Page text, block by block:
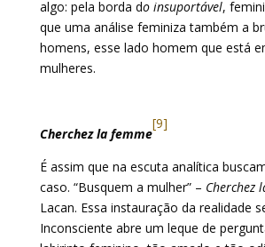
algo: pela borda do insuportável,
que uma análise feminiza também a
homens, esse lado homem que está
mulheres.
Cherchez la femme
[9]
É assim que na escuta analítica
caso. “Busquem a mulher” – Cherchez
Lacan. Essa instauração da realidade
Inconsciente abre um leque de